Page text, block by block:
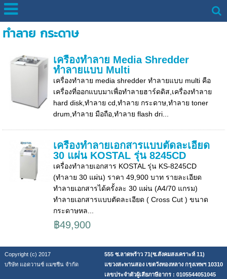
ทำลาย กระดาษ
เครื่องทำลาย Media Shredder
ทำลายแบบ Multi
เครื่องทำลาย media shredder ทำลายแบบ multi คือ
เครื่องที่ออกแบบมาเพื่อทำลายฮาร์ดดิส,เครื่องทำลาย
hard disk,ทำลาย cd,ทำลาย กระดาษ,ทำลาย toner
drum,ทำลาย มือถือ,ทำลาย flash dri...
เครื่องทําลายเอกสารแบบตัดละเอียด
30 แผ่น KOSTAL รุ่น 8245CD
เครื่องทำลายเอกสาร KOSTAL รุ่น KS-8245CD
(ทำลาย 30 แผ่น) ราคา 49,900 บาท รายละเอียด
ทำลายเอกสารได้ครั้งละ 30 แผ่น (A4/70 แกรม)
ทำลายเอกสารแบบตัดละเอียด ( Cross Cut ) ขนาด
กระดาษหล...
฿49,900
Copyright (c) 2017
555 ซ.ลาดพร้าว 71(ซ.สังคมสงเคราะห์ 11)
บริษัท แอดวานซ์ แมชชีน จำกัด
แขวงสะพานสอง เขตวังทองหลาง กรุงเทพฯ 10310
เลขประจำตัวผู้เสียภาษีอากร : 0105544051045